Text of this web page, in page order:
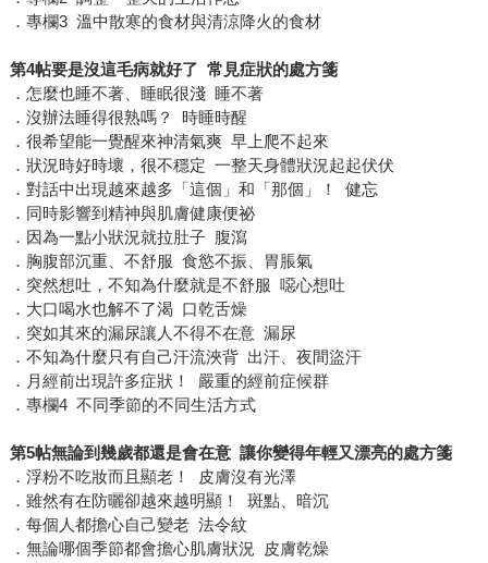
．專欄3 溫中散寒的食材與清涼降火的食材
第4帖要是沒這毛病就好了 常見症狀的處方箋
．怎麼也睡不著、睡眠很淺 睡不著
．沒辦法睡得很熟嗎？ 時睡時醒
．很希望能一覺醒來神清氣爽 早上爬不起來
．狀況時好時壞，很不穩定 一整天身體狀況起起伏伏
．對話中出現越來越多「這個」和「那個」！ 健忘
．同時影響到精神與肌膚健康便祕
．因為一點小狀況就拉肚子 腹瀉
．胸腹部沉重、不舒服 食慾不振、胃脹氣
．突然想吐，不知為什麼就是不舒服 噁心想吐
．大口喝水也解不了渴 口乾舌燥
．突如其來的漏尿讓人不得不在意 漏尿
．不知為什麼只有自己汗流浹背 出汗、夜間盜汗
．月經前出現許多症狀！ 嚴重的經前症候群
．專欄4 不同季節的不同生活方式
第5帖無論到幾歲都還是會在意 讓你變得年輕又漂亮的處方箋
．浮粉不吃妝而且顯老！ 皮膚沒有光澤
．雖然有在防曬卻越來越明顯！ 斑點、暗沉
．每個人都擔心自己變老 法令紋
．無論哪個季節都會擔心肌膚狀況 皮膚乾燥